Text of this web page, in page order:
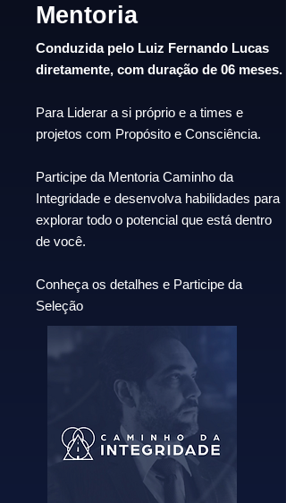
Mentoria
Conduzida pelo Luiz Fernando Lucas
diretamente, com duração de 06 meses.
Para Liderar a si próprio e a times e
projetos com Propósito e Consciência.
Participe da Mentoria Caminho da
Integridade e desenvolva habilidades para
explorar todo o potencial que está dentro
de você.
Conheça os detalhes e Participe da
Seleção